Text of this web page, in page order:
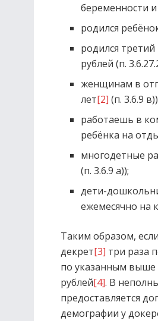
беременности
родился
родился
рублей (п.
женщинам в
лет[2] (п. 3.6.9
работаешь в
ребёнка на
многодетные
(п. 3.6.9 а));
дети-
ежемесячно на
Таким образом,
декрет[3] три раза
по указанным выше
рублей[4]. В
предоставляется
демографии у